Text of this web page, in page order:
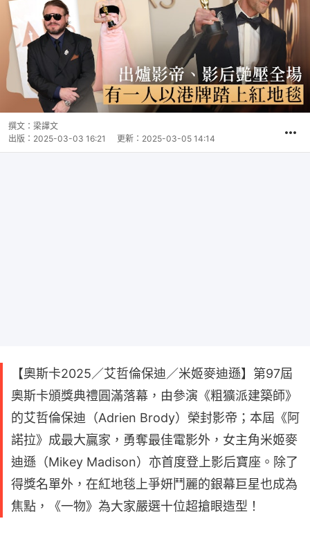
撰文： 梁譯文
出版： 2025-03-03 16:21 更新： 2025-03-05 14:14
【奧斯卡2025／艾哲倫保迪／米姬麥迪遜】第97屆
奧斯卡頒獎典禮圓滿落幕，由參演《粗獷派建築師》
的艾哲倫保迪（Adrien Brody）榮封影帝；本屆《阿
諾拉》成最大贏家，勇奪最佳電影外，女主角米姬麥
迪遜（Mikey Madison）亦首度登上影后寶座。除了
得獎名單外，在紅地毯上爭妍鬥麗的銀幕巨星也成為
焦點，《一物》為大家嚴選十位超搶眼造型！